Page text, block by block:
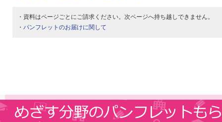
・資料はページごとにご請求ください。次ページへ持ち越しできません。
・ パンフレットのお届けに関して